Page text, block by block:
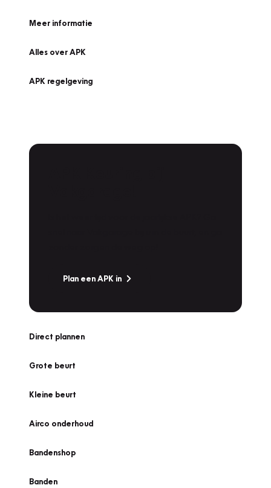
Meer informatie
Alles over APK
APK regelgeving
Plan een APK in
Direct plannen
Grote beurt
Kleine beurt
Airco onderhoud
Bandenshop
Banden